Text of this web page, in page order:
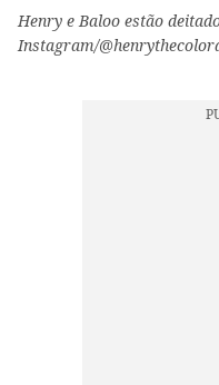
Henry e Baloo estão
Instagram/